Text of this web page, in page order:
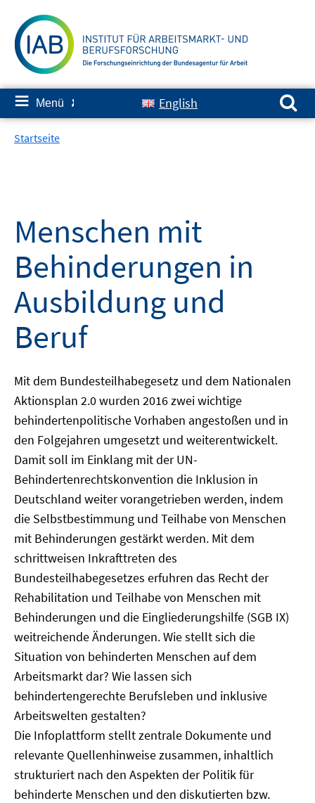
zum
Inhalt
≡ Menü ✘ English
Suchen nach:
Startseite
Menschen mit
Behinderungen in
Ausbildung und
Beruf
Mit dem Bundesteilhabegesetz und dem Nationalen
Aktionsplan 2.0 wurden 2016 zwei wichtige
behindertenpolitische Vorhaben angestoßen und in
den Folgejahren umgesetzt und weiterentwickelt.
Damit soll im Einklang mit der UN-
Behindertenrechtskonvention die Inklusion in
Deutschland weiter vorangetrieben werden, indem
die Selbstbestimmung und Teilhabe von Menschen
mit Behinderungen gestärkt werden. Mit dem
schrittweisen Inkrafttreten des
Bundesteilhabegesetzes erfuhren das Recht der
Rehabilitation und Teilhabe von Menschen mit
Behinderungen und die Eingliederungshilfe (SGB IX)
weitreichende Änderungen. Wie stellt sich die
Situation von behinderten Menschen auf dem
Arbeitsmarkt dar? Wie lassen sich
behindertengerechte Berufsleben und inklusive
Arbeitswelten gestalten?
Die Infoplattform stellt zentrale Dokumente und
relevante Quellenhinweise zusammen, inhaltlich
strukturiert nach den Aspekten der Politik für
behinderte Menschen und den diskutierten bzw.